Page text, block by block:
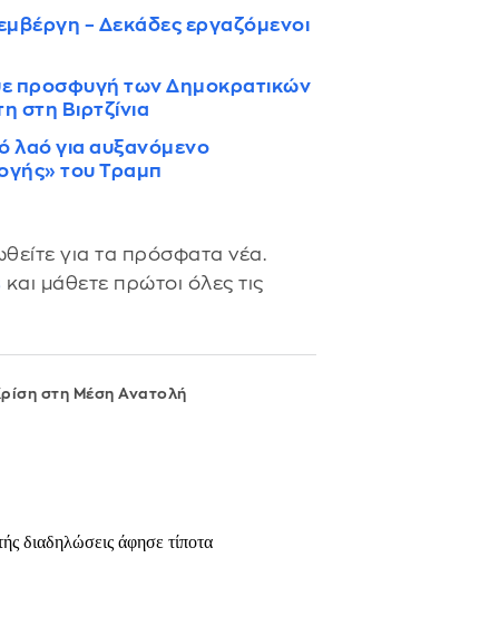
– Δεκάδες εργαζόμενοι
προσφυγή των Δημοκρατικών
στη Βιρτζίνια
λαό για αυξανόμενο
του Τραμπ
για τα πρόσφατα νέα.
και μάθετε πρώτοι όλες τις
στη Μέση Ανατολή